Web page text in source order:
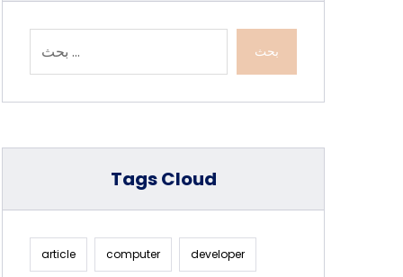
بحث
Tags Cloud
article computer developer